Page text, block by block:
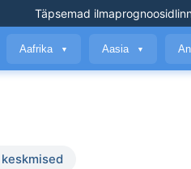
Täpsemad ilmaprognoosid
Aafrika ▼ Aasia ▼